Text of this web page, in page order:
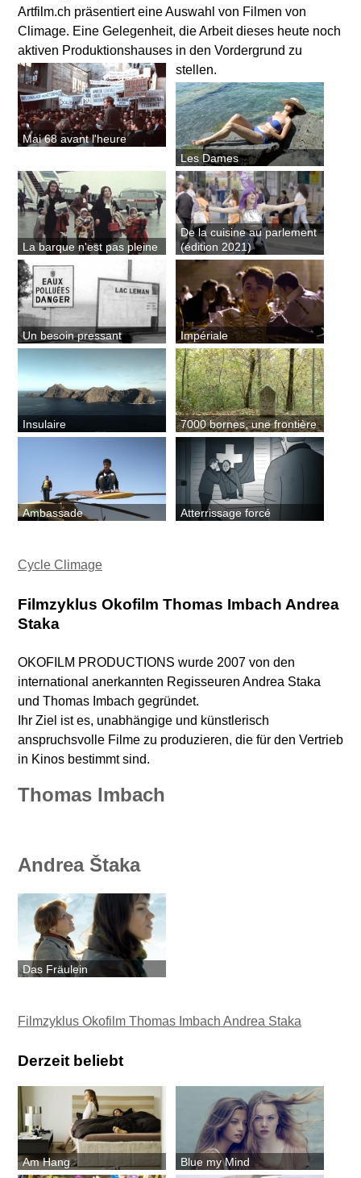
Artfilm.ch präsentiert eine Auswahl von Filmen von
Climage. Eine Gelegenheit, die Arbeit dieses heute noch
aktiven Produktionshauses in den Vordergrund zu
stellen.
Mai 68 avant l'heure
Les Dames
La barque n'est pas pleine
De la cuisine au parlement
(édition 2021)
Un besoin pressant Impériale
Insulaire 7000 bornes, une frontière
Ambassade Atterrissage forcé
Cycle Climage
Filmzyklus Okofilm Thomas Imbach Andrea
Staka
OKOFILM PRODUCTIONS wurde 2007 von den
international anerkannten Regisseuren Andrea Staka
und Thomas Imbach gegründet.
Ihr Ziel ist es, unabhängige und künstlerisch
anspruchsvolle Filme zu produzieren, die für den Vertrieb
in Kinos bestimmt sind.
Thomas Imbach
Andrea Štaka
Das Fräulein
Filmzyklus Okofilm Thomas Imbach Andrea Staka
Derzeit beliebt
Am Hang Blue my Mind